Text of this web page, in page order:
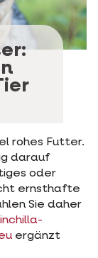
rohes Futter.
darauf
oder
ernsthafte
Sie daher
ergänzt